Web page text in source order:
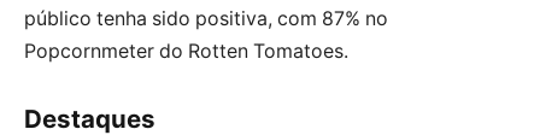
público tenha sido positiva, com 87% no
Popcornmeter do Rotten Tomatoes.
Destaques